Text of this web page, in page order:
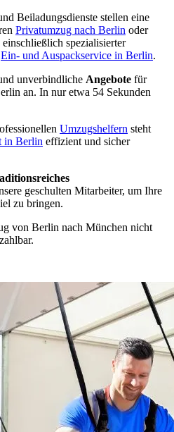
Beiladungsdienste stellen eine
Privatumzug nach Berlin oder
einschließlich spezialisierter
Ein- und Auspackservice in Berlin.
unverbindliche Angebote für
an. In nur etwa 54 Sekunden
Umzugshelfern steht
in Berlin effizient und sicher
geschulten Mitarbeiter, um Ihre
zu bringen.
von Berlin nach München nicht